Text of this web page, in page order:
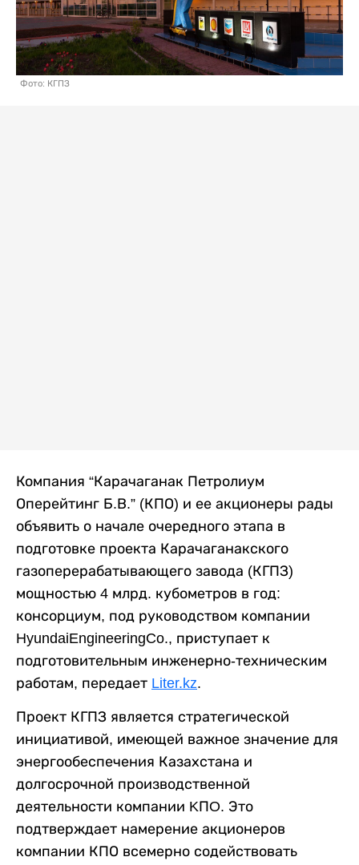
Фото: КГПЗ
Компания “Карачаганак Петролиум
Оперейтинг Б.В.” (КПО) и ее акционеры рады
объявить о начале очередного этапа в
подготовке проекта Карачаганакского
газоперерабатывающего завода (КГПЗ)
мощностью 4 млрд. кубометров в год:
консорциум, под руководством компании
HyundaiEngineeringCo., приступает к
подготовительным инженерно-техническим
работам, передает Liter.kz.
Проект КГПЗ является стратегической
инициативой, имеющей важное значение для
энергообеспечения Казахстана и
долгосрочной производственной
деятельности компании KПO. Это
подтверждает намерение акционеров
компании КПО всемерно содействовать